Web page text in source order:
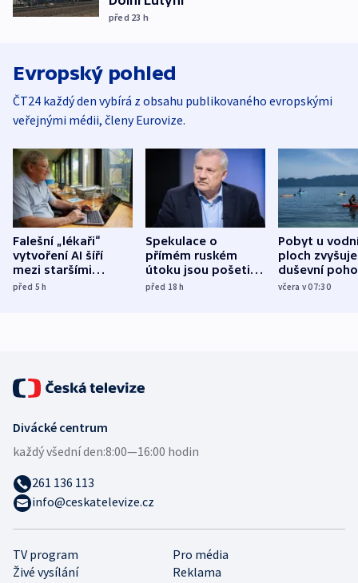
před 23 h
Evropský pohled
ČT24 každý den vybírá z obsahu publikovaného evropskými
veřejnými médii, členy Eurovize.
Falešní „lékaři“
vytvoření AI šíří
mezi staršími
Poláky nebezpečné
před 5h
Spekulace o
přímém ruském
útoku jsou pošetilé,
míní estonský
před 18h
Pobyt u
ploch zvyšuje
duševní
ukázala
včera v 07:30
TV program
Pro média
Živé vysílání
Reklama
Divácké centrum
každý všední den:8:00—16:00 hodin
261 136 113
info@ceskatelevize.cz